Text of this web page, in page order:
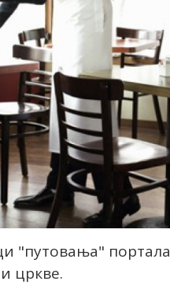
"путовања"
цркве.